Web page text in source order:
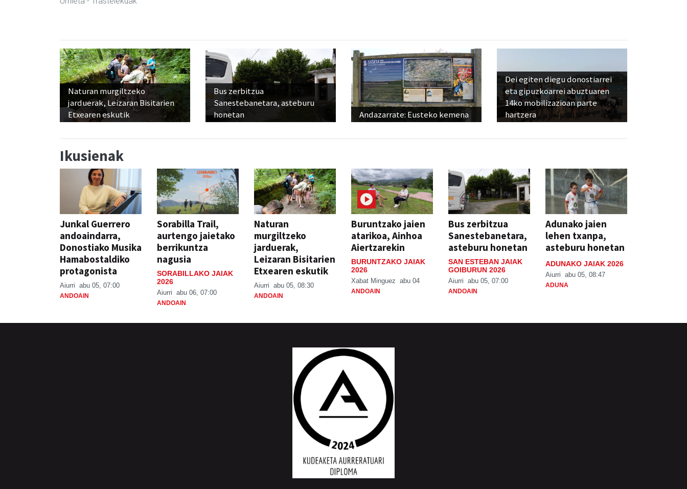
Naturan murgiltzeko
jarduerak, Leizaran Bisitarien
Etxearen eskutik
Bus zerbitzua
Sanestebanetara, asteburu
honetan
Andazarrate: Eusteko kemena
Dei egiten diegu donostiarrei
eta gipuzkoarrei abuztuaren
14ko mobilizazioan parte
hartzera
Ikusienak
Junkal Guerrero
andoaindarra,
Donostiako Musika
Hamabostaldiko
protagonista
Aiurri abu 05, 07:00
ANDOAIN
Sorabilla Trail,
aurtengo jaietako
berrikuntza
nagusia
SORABILLAKO JAIAK
2026
Aiurri abu 06, 07:00
ANDOAIN
Naturan
murgiltzeko
jarduerak,
Leizaran Bisitarien
Etxearen eskutik
Aiurri abu 05, 08:30
ANDOAIN
Buruntzako jaien
atarikoa, Ainhoa
Aiertzarekin
BURUNTZAKO JAIAK
2026
Xabat Minguez abu 04
ANDOAIN
Bus zerbitzua
Sanestebanetara,
asteburu honetan
SAN ESTEBAN JAIAK
GOIBURUN 2026
Aiurri abu 05, 07:00
ANDOAIN
Adunako jaien
lehen txanpa,
asteburu honetan
ADUNAKO JAIAK 2026
Aiurri abu 05, 08:47
ADUNA